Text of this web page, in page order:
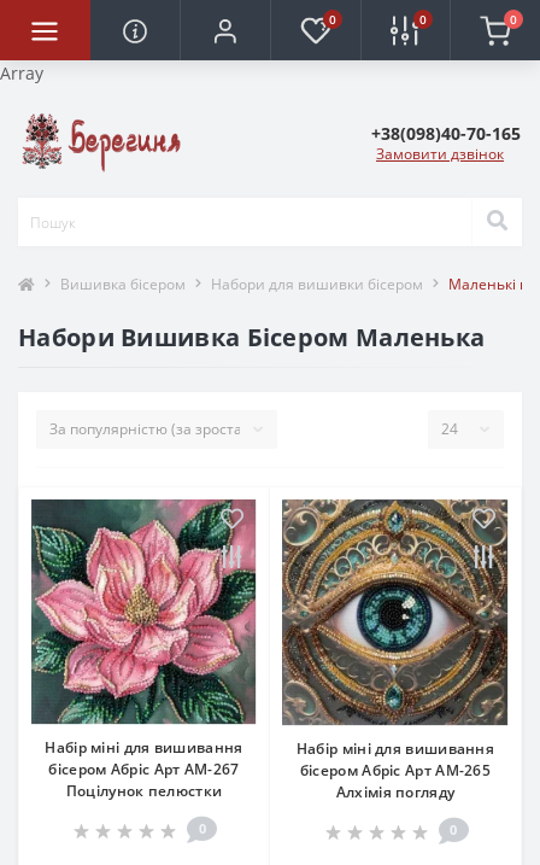
Array
0 0 0
+38(098)40-70-165
Замовити дзвінок
Вишивка бісером Набори для вишивки бісером Маленькі
Набори Вишивка Бісером Маленька
Набір міні для вишивання
бісером Абріс Арт АМ-267
Поцілунок пелюстки
0
Набір міні для вишивання
бісером Абріс Арт АМ-265
Алхімія погляду
0